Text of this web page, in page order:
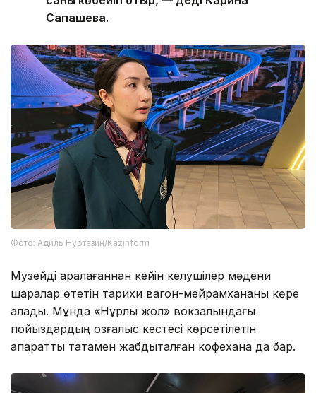
Сапашева.
Фото: Адиль Нуртазин/Kazinform
Музейді аралағаннан кейін келушілер мәдени
шаралар өтетін тарихи вагон-мейрамхананы көре
алады. Мұнда «Нұрлы жол» вокзалындағы
пойыздардың қозғалыс кестесі көрсетілетін
ақпараттық тақтамен жабдықталған кофехана да бар.